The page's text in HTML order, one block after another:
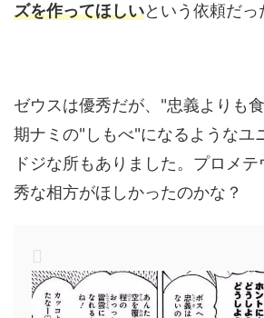
ズを作ってほしいという依頼だっ
ゼウスは優秀だが、"忠義よりも
期ナミの"しもべ"になるようなユ
ドジな所もありました。プロメ
秀な相方がほしかったのかな？